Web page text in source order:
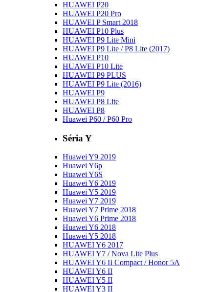
HUAWEI P20
HUAWEI P20 Pro
HUAWEI P Smart 2018
HUAWEI P10 Plus
HUAWEI P9 Lite Mini
HUAWEI P9 Lite / P8 Lite (2017)
HUAWEI P10
HUAWEI P10 Lite
HUAWEI P9 PLUS
HUAWEI P9 Lite (2016)
HUAWEI P9
HUAWEI P8 Lite
HUAWEI P8
Huawei P60 / P60 Pro
Séria Y
Huawei Y9 2019
Huawei Y6p
Huawei Y6S
Huawei Y6 2019
Huawei Y5 2019
Huawei Y7 2019
Huawei Y7 Prime 2018
Huawei Y6 Prime 2018
Huawei Y6 2018
Huawei Y5 2018
HUAWEI Y6 2017
HUAWEI Y7 / Nova Lite Plus
HUAWEI Y6 II Compact / Honor 5A
HUAWEI Y6 II
HUAWEI Y5 II
HUAWEI Y3 II